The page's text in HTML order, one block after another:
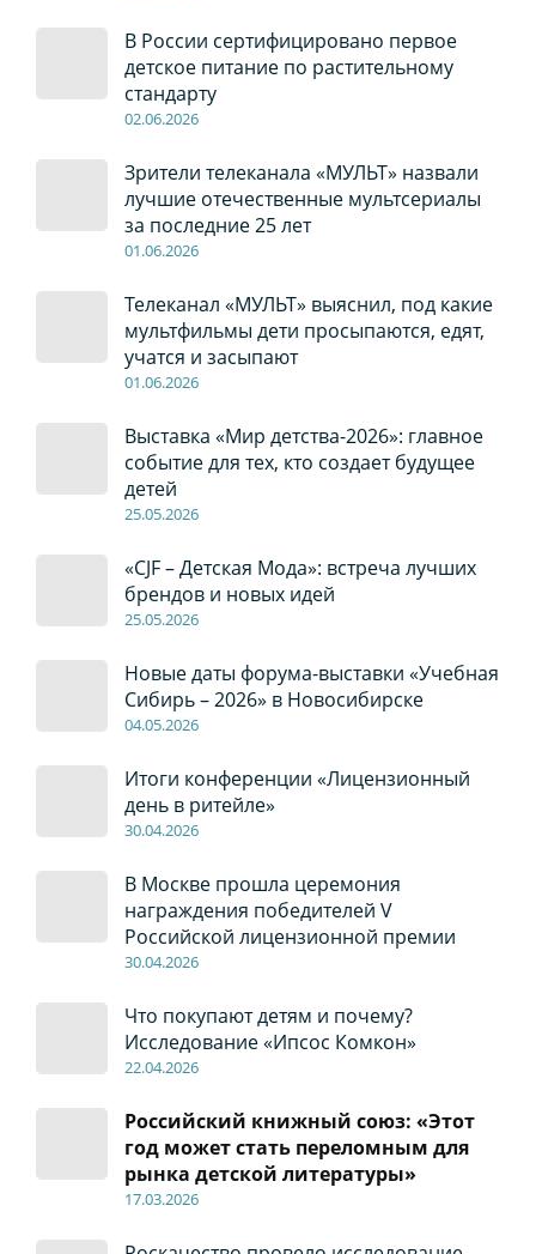
В России сертифицировано первое
детское питание по растительному
стандарту
02.06.2026
Зрители телеканала «МУЛЬТ» назвали
лучшие отечественные мультсериалы
за последние 25 лет
01.06.2026
Телеканал «МУЛЬТ» выяснил, под какие
мультфильмы дети просыпаются, едят,
учатся и засыпают
01.06.2026
Выставка «Мир детства-2026»: главное
событие для тех, кто создает будущее
детей
25.05.2026
«CJF – Детская Мода»: встреча лучших
брендов и новых идей
25.05.2026
Новые даты форума-выставки «Учебная
Сибирь – 2026» в Новосибирске
04.05.2026
Итоги конференции «Лицензионный
день в ритейле»
30.04.2026
В Москве прошла церемония
награждения победителей V
Российской лицензионной премии
30.04.2026
Что покупают детям и почему?
Исследование «Ипсос Комкон»
22.04.2026
Российский книжный союз: «Этот
год может стать переломным для
рынка детской литературы»
17.03.2026